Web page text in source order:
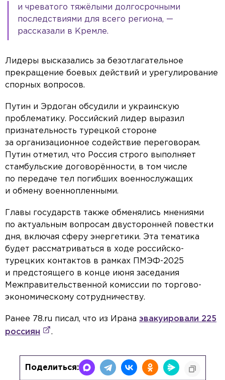
и чреватого тяжёлыми долгосрочными
последствиями для всего региона, —
рассказали в Кремле.
Лидеры высказались за безотлагательное
прекращение боевых действий и урегулирование
спорных вопросов.
Путин и Эрдоган обсудили и украинскую
проблематику. Российский лидер выразил
признательность турецкой стороне
за организационное содействие переговорам.
Путин отметил, что Россия строго выполняет
стамбульские договорённости, в том числе
по передаче тел погибших военнослужащих
и обмену военнопленными.
Главы государств также обменялись мнениями
по актуальным вопросам двусторонней повестки
дня, включая сферу энергетики. Эта тематика
будет рассматриваться в ходе российско-
турецких контактов в рамках ПМЭФ-2025
и предстоящего в конце июня заседания
Межправительственной комиссии по торгово-
экономическому сотрудничеству.
Ранее 78.ru писал, что из Ирана эвакуировали 225
россиян
.
Поделиться: